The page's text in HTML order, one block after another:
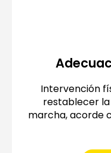
Intervención
restablecer
marcha, acorde